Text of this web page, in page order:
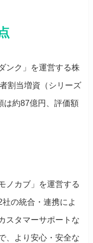
ンク」を運営する株
割当増資（シリーズ
は約87億円、評価額
ノカブ」を運営する
の統合・連携によ
スタマーサポートな
、より安心・安全な